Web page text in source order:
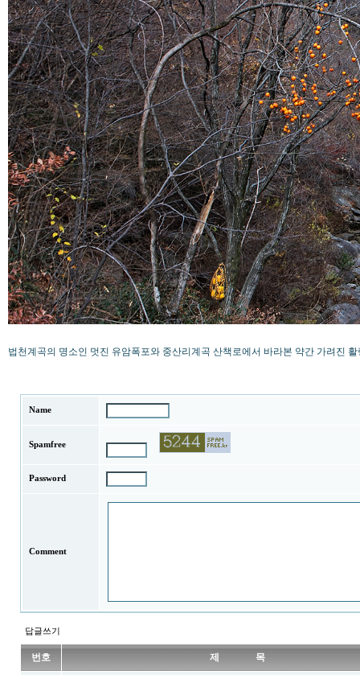
법천계곡의 명소인 멋진 유암폭포와 중산리계곡 산책로에서 바라본 약간 가려진
Name
Spamfree
Password
Comment
답글쓰기
번호 제 목